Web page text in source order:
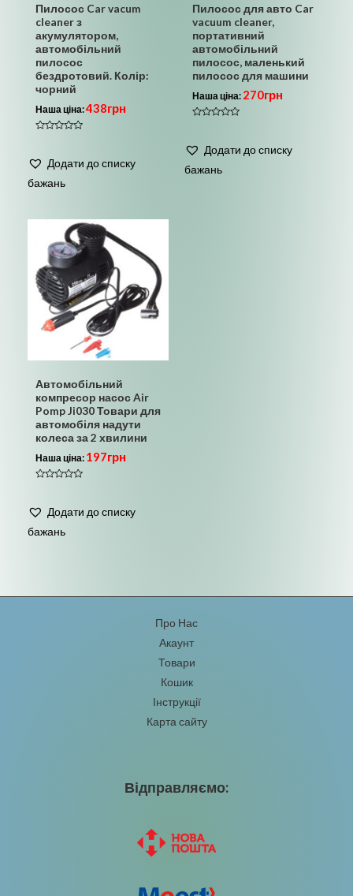
Пилосос Car vacum
cleaner з
акумулятором,
автомобільний
пилосос
бездротовий. Колір:
чорний
Наша ціна:438грн
з
Додати до списку
бажань
Пилосос для авто Car
vacuum cleaner,
портативний
автомобільний
пилосос, маленький
пилосос для машини
Наша ціна: 270грн
з
Додати до списку
бажань
Автомобільний
компресор насос Air
Pomp Ji030 Товари для
автомобіля надути
колеса за 2 хвилини
Наша ціна: 197грн
з
Додати до списку
бажань
Про Нас
Акаунт
Товари
Кошик
Інструкції
Карта сайту
Відправляємо: